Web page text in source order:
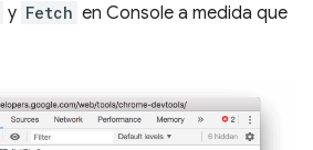
y Fetch en Console a medida que